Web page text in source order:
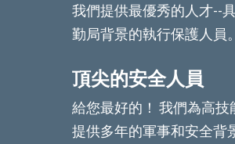
我們提供最優秀的人才--
勤局背景的執行保護人員。
頂尖的安全人員
給您最好的！ 我們為高技
提供多年的軍事和安全背